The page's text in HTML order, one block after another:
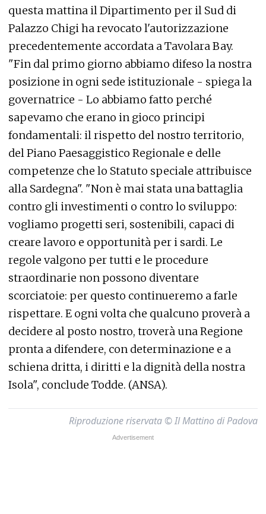
questa mattina il Dipartimento per il Sud di
Palazzo Chigi ha revocato l'autorizzazione
precedentemente accordata a Tavolara Bay.
"Fin dal primo giorno abbiamo difeso la nostra
posizione in ogni sede istituzionale - spiega la
governatrice - Lo abbiamo fatto perché
sapevamo che erano in gioco principi
fondamentali: il rispetto del nostro territorio,
del Piano Paesaggistico Regionale e delle
competenze che lo Statuto speciale attribuisce
alla Sardegna". "Non è mai stata una battaglia
contro gli investimenti o contro lo sviluppo:
vogliamo progetti seri, sostenibili, capaci di
creare lavoro e opportunità per i sardi. Le
regole valgono per tutti e le procedure
straordinarie non possono diventare
scorciatoie: per questo continueremo a farle
rispettare. E ogni volta che qualcuno proverà a
decidere al posto nostro, troverà una Regione
pronta a difendere, con determinazione e a
schiena dritta, i diritti e la dignità della nostra
Isola", conclude Todde. (ANSA).
Riproduzione riservata © Il Mattino di Padova